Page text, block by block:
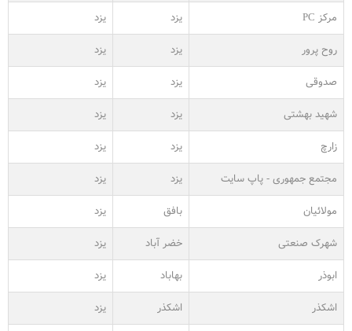
مرکز PC
یزد
یزد
روح پرور
یزد
یزد
صدوقی
یزد
یزد
شهید بهشتی
یزد
یزد
زارچ
یزد
یزد
مجتمع جمهوری - پاپ سایت
یزد
یزد
مولائیان
بافق
یزد
شهرک صنعتی
خضر آباد
یزد
ابوذر
بهاباد
یزد
اشکذر
اشکذر
یزد